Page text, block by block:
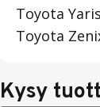
Toyota
Toyota
Kysy